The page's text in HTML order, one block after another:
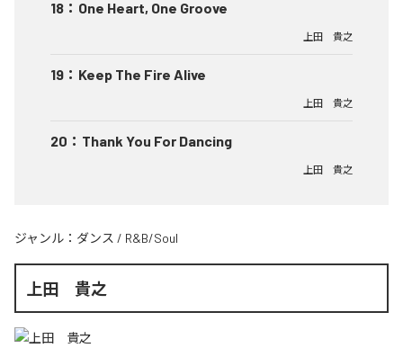
18 ： One Heart, One Groove
上田 貴之
19 ： Keep The Fire Alive
上田 貴之
20 ： Thank You For Dancing
上田 貴之
ジャンル： ダンス / R&B/Soul
上田 貴之